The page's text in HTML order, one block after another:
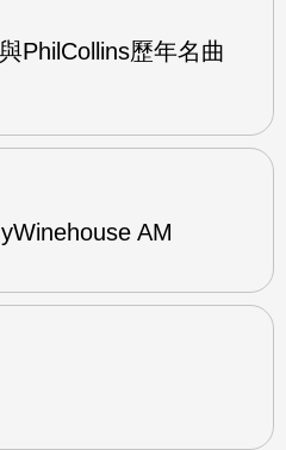
PhilCollins歷年名曲
AM